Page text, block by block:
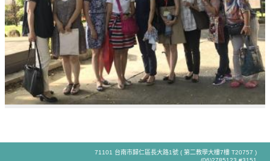
71101 台南市歸仁區長大路1號 ( 第二教學大樓7樓 T20757 )